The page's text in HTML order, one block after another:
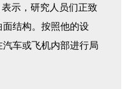
示，研究人员们正致
结构。按照他的设
车或飞机内部进行局